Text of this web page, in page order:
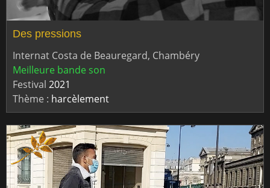
Des pressions
Internat Costa de Beauregard, Chambéry
Meilleure bande son
Festival 2021
Thème : harcèlement